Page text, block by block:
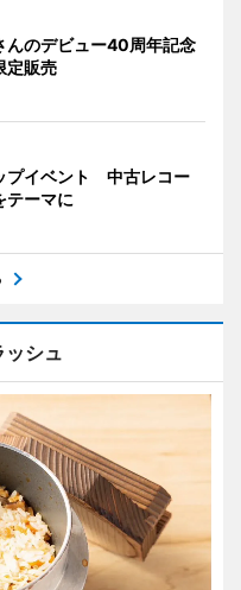
んのデビュー40周年記念
定販売
プイベント 中古レコー
テーマに
ッシュ